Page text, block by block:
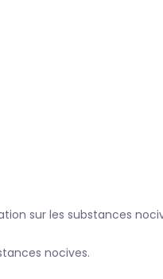
sur les substances
nocives.